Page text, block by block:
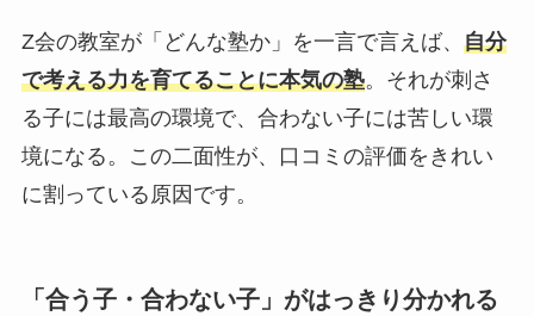
Z会の教室が「どんな塾か」を一言で言えば、 自分
で考える力を育てることに本気の塾。それが刺さ
る子には最高の環境で、合わない子には苦しい環
境になる。この二面性が、口コミの評価をきれい
に割っている原因です。
「合う子・合わない子」がはっきり分かれる